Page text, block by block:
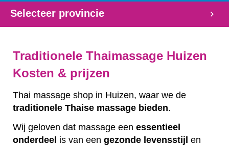
Selecteer provincie
Traditionele Thaimassage Huizen
Kosten & prijzen
Thai massage shop in Huizen, waar we de
traditionele Thaise massage bieden.
Wij geloven dat massage een essentieel
onderdeel is van een gezonde levensstijl en